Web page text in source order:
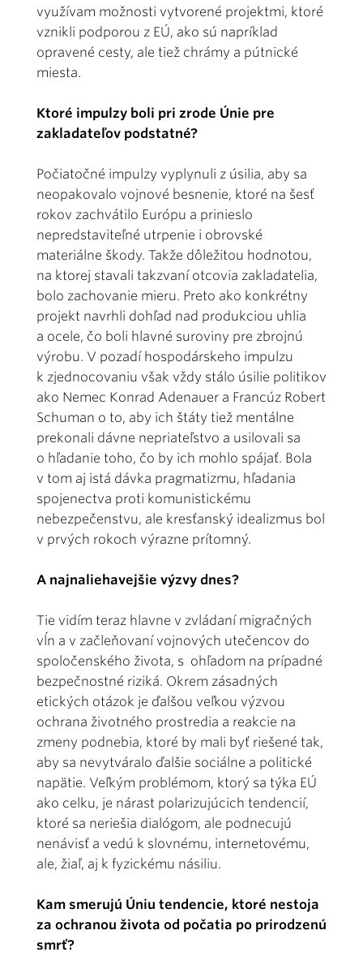
využívam možnosti vytvorené projektmi, ktoré
vznikli podporou z EÚ, ako sú napríklad
opravené cesty, ale tiež chrámy a pútnické
miesta.
Ktoré impulzy boli pri zrode Únie pre
zakladateľov podstatné?
Počiatočné impulzy vyplynuli z úsilia, aby sa
neopakovalo vojnové besnenie, ktoré na šesť
rokov zachvátilo Európu a prinieslo
nepredstaviteľné utrpenie i obrovské
materiálne škody. Takže dôležitou hodnotou,
na ktorej stavali takzvaní otcovia zakladatelia,
bolo zachovanie mieru. Preto ako konkrétny
projekt navrhli dohľad nad produkciou uhlia
a ocele, čo boli hlavné suroviny pre zbrojnú
výrobu. V pozadí hospodárskeho impulzu
k zjednocovaniu však vždy stálo úsilie politikov
ako Nemec Konrad Adenauer a Francúz Robert
Schuman o to, aby ich štáty tiež mentálne
prekonali dávne nepriateľstvo a usilovali sa
o hľadanie toho, čo by ich mohlo spájať. Bola
v tom aj istá dávka pragmatizmu, hľadania
spojenectva proti komunistickému
nebezpečenstvu, ale kresťanský idealizmus bol
v prvých rokoch výrazne prítomný.
A najnaliehavejšie výzvy dnes?
Tie vidím teraz hlavne v zvládaní migračných
vĺn a v začleňovaní vojnových utečencov do
spoločenského života, s ohľadom na prípadné
bezpečnostné riziká. Okrem zásadných
etických otázok je ďalšou veľkou výzvou
ochrana životného prostredia a reakcie na
zmeny podnebia, ktoré by mali byť riešené tak,
aby sa nevytváralo ďalšie sociálne a politické
napätie. Veľkým problémom, ktorý sa týka EÚ
ako celku, je nárast polarizujúcich tendencií,
ktoré sa neriešia dialógom, ale podnecujú
nenávisť a vedú k slovnému, internetovému,
ale, žiaľ, aj k fyzickému násiliu.
Kam smerujú Úniu tendencie, ktoré nestoja
za ochranou života od počatia po prirodzenú
smrť?